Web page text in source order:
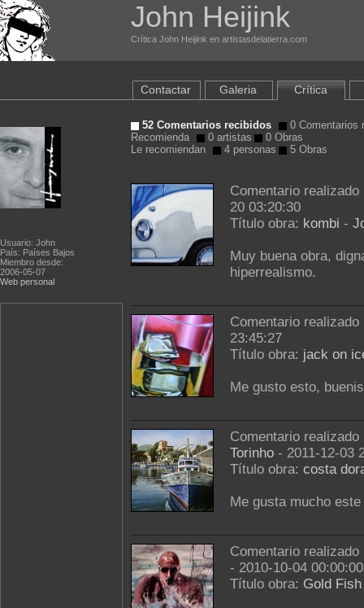
John Heijink
Crítica John Heijink en artistasdelatierra.com
Usuario: John
País: Países Bajos
Miembro desde:
2006-05-07
Web personal
Contactar Galeria Crítica
52 Comentarios recibidos
0 Comentarios
Recomienda
0 artistas
0 Obras
Le recomiendan
4 personas 5 Obras
Comentario
20 03:20:30
Título obra: kombi -
Muy buena obra,
hiperrealismo.
Comentario
23:45:27
Título obra: jack on
Me gusto esto,
Comentario
Torinho - 2011-12-03
Título obra: costa
Me gusta mucho
Comentario
- 2010-10-04 00:00:00
Título obra: Gold Fish